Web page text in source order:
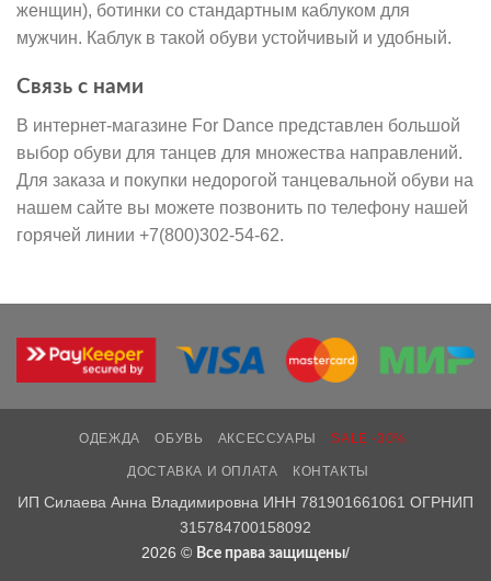
женщин), ботинки со стандартным каблуком для
мужчин. Каблук в такой обуви устойчивый и удобный.
Связь с нами
В интернет-магазине For Dance представлен большой
выбор обуви для танцев для множества направлений.
Для заказа и покупки недорогой танцевальной обуви на
нашем сайте вы можете позвонить по телефону нашей
горячей линии +7(800)302-54-62.
ОДЕЖДА ОБУВЬ АКСЕССУАРЫ SALE -30%
ДОСТАВКА И ОПЛАТА КОНТАКТЫ
ИП Силаева Анна Владимировна ИНН 781901661061 ОГРНИП
315784700158092
2026 © Все права защищены/